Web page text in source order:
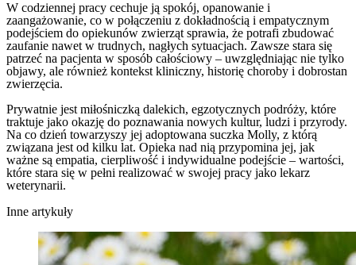
W codziennej pracy cechuje ją spokój, opanowanie i
zaangażowanie, co w połączeniu z dokładnością i empatycznym
podejściem do opiekunów zwierząt sprawia, że potrafi zbudować
zaufanie nawet w trudnych, nagłych sytuacjach. Zawsze stara się
patrzeć na pacjenta w sposób całościowy – uwzględniając nie tylko
objawy, ale również kontekst kliniczny, historię choroby i dobrostan
zwierzęcia.
Prywatnie jest miłośniczką dalekich, egzotycznych podróży, które
traktuje jako okazję do poznawania nowych kultur, ludzi i przyrody.
Na co dzień towarzyszy jej adoptowana suczka Molly, z którą
związana jest od kilku lat. Opieka nad nią przypomina jej, jak
ważne są empatia, cierpliwość i indywidualne podejście – wartości,
które stara się w pełni realizować w swojej pracy jako lekarz
weterynarii.
Inne artykuły